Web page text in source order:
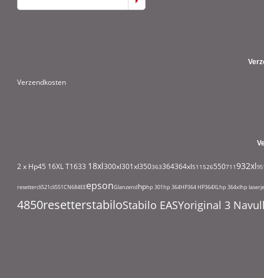
Verzendkosten
2 x Hp45 16XL T1633 18xl300xl301xl350363364364xl511 526550711932xl
resettercli521cli551CN684EEepsonGlanzendhphp 301hp 364HP364 HP364XLhp 364xlhp
4850resetterstabiloStabilo EASYoriginal 3